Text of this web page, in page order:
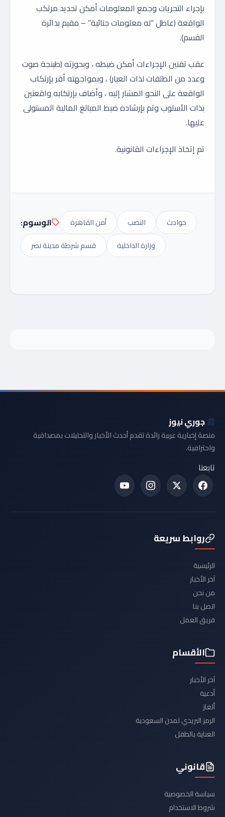
بإجراء التحريات وجمع المعلومات أمكن تحديد مرتكب
الواقعة (عاطل “له معلومات جنائية” – مقيم بدائرة
القسم).
عقب تقنين الإجراءات أمكن ضبطه ، وبحوزته (طبنجة صوت
وعدد من الطلقات لذات العيار) ، وبمواجهته أقر بإرتكاب
الواقعة على النحو المشار إليه ، وأضاف بإرتكابه واقعتين
بذات الأسلوب وتم بإرشاده ضبط المبالغ المالية المستولى
عليها.
تم إتخاذ الإجراءات القانونية.
الوسوم: أمن القاهرة النصب
حوادث
قسم شرطة مدينة نصر
وزارة الداخلية
📰 جوري نيوز
منصة إخبارية عربية رائدة تقدم أحدث الأخبار والتحليلات بمصداقية
واحترافية.
تابعنا
روابط سريعة
الرئيسية
آخر الأخبار
من نحن
اتصل بنا
فريق العمل
الأقسام
آخر الأخبار
أدعية
ألغاز
الرمز البريدي لمدن السعودية
العناية بالطفل
قانوني
سياسة الخصوصية
شروط الاستخدام